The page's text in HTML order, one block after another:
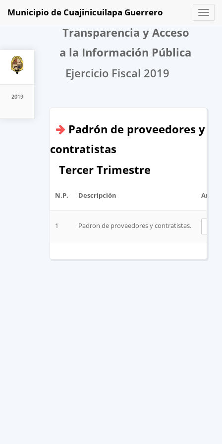
2019
Toggle
Municipio de Cuajinicuilapa Guerrero
Transparencia y Acceso
a la Información Pública
Ejercicio Fiscal 2019
Padrón de proveedores y
contratistas
Tercer Trimestre
N.P. Descripción
1 Padron de proveedores y contratistas.